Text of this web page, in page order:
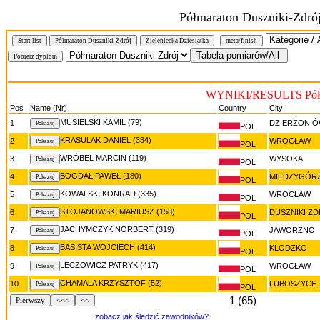
Półmaraton Duszniki-
Start list Półmaraton Duszniki-Zdrój Zieleniecka Dziesiątka meta/finish
WYNIKI/RESULTS
Pos Name (Nr) Country
City
1
MUSIELSKI KAMIL (79) POL
2 KRASULAK DANIEL (334) POL WROCŁAW
3 WRÓBEL MARCIN (119) POL WYSOKA
4 BOGDAŁ PAWEŁ (180) POL
5 KOWALSKI KONRAD (335) POL WROCŁAW
6 STOJANOWSKI MARIUSZ (158) POL DUSZNIKI
7 JACHYMCZYK NORBERT (319) POL JAWORZNO
8 BASISTA WOJCIECH (414) POL KLODZKO
9 LECZOWICZ PATRYK (417) POL WROCŁAW
10 CHAMALA KRZYSZTOF (52) POL LUBOSZYCE
Pierwszy <<< << 1 (65)
zobacz jak śledzić zawodników?